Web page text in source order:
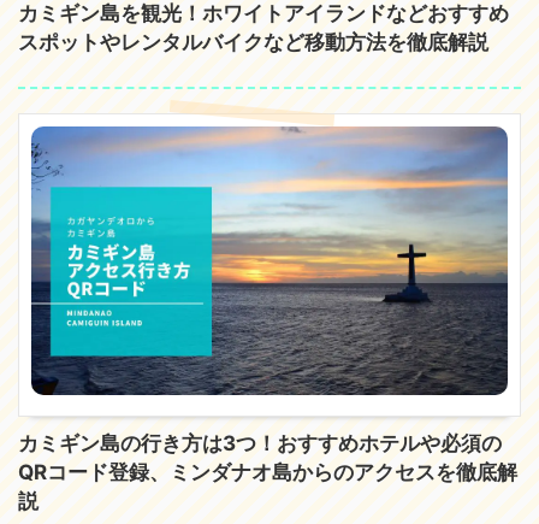
カミギン島を観光！ホワイトアイランドなどおすすめ
スポットやレンタルバイクなど移動方法を徹底解説
カミギン島の行き方は3つ！おすすめホテルや必須の
QRコード登録、ミンダナオ島からのアクセスを徹底解
説